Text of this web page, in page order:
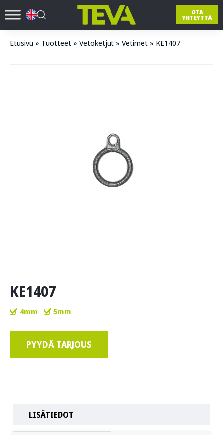
OTA
YHTEYTTÄ
Etusivu » Tuotteet » Vetoketjut » Vetimet » KE1407
KE1407
4mm 5mm
PYYDÄ TARJOUS
LISÄTIEDOT